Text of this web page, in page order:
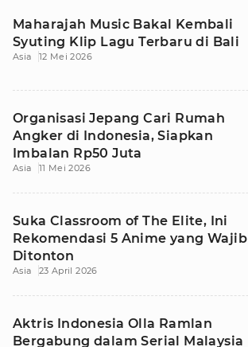
Maharajah Music Bakal Kembali
Syuting Klip Lagu Terbaru di Bali
Asia 12 Mei 2026
Organisasi Jepang Cari Rumah
Angker di Indonesia, Siapkan
Imbalan Rp50 Juta
Asia 11 Mei 2026
Suka Classroom of The Elite, Ini
Rekomendasi 5 Anime yang Wajib
Ditonton
Asia 23 April 2026
Aktris Indonesia Olla Ramlan
Bergabung dalam Serial Malaysia